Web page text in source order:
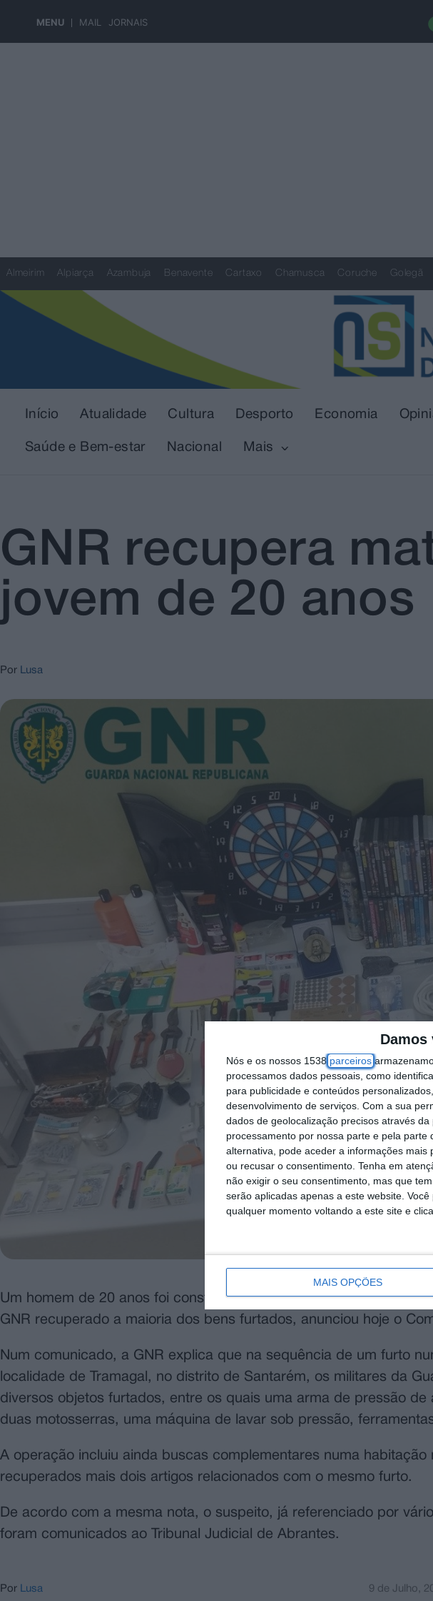
Damos
Nós e os nossos 1538parceiros
processamos dados pessoais, como
para publicidade e conteúdos
desenvolvimento de serviços. Com a sua
dados de geolocalização precisos através
processamento por nossa parte e pela
alternativa, pode aceder a informações
ou recusar o consentimento. Tenha em
não exigir o seu consentimento, mas que
serão aplicadas apenas a este website.
qualquer momento voltando a este site e
MAIS OPÇÕES
MENU MAIL JORNAIS
Almeirim Alpiarça Azambuja Benavente Cartaxo Chamusca Coruche Golegã
Início Atualidade Cultura Desporto Economia
Saúde e Bem-estar Nacional Mais
GNR recupera
jovem de 20 anos
Por Lusa
Um homem de 20 anos foi constituído arguido por furto numa
GNR recuperado a maioria dos bens furtados, anunciou hoje o
Num comunicado, a GNR explica que na sequência de um furto
localidade de Tramagal, no distrito de Santarém, os militares da
diversos objetos furtados, entre os quais uma arma de pressão de
duas motosserras, uma máquina de lavar sob pressão,
A operação incluiu ainda buscas complementares numa
recuperados mais dois artigos relacionados com o mesmo furto.
De acordo com a mesma nota, o suspeito, já referenciado por
foram comunicados ao Tribunal Judicial de Abrantes.
Por Lusa 9 de Julho,